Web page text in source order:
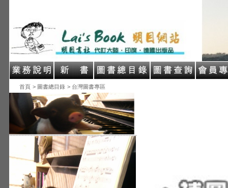
首頁 > 圖書總目錄 > 台灣圖書專區